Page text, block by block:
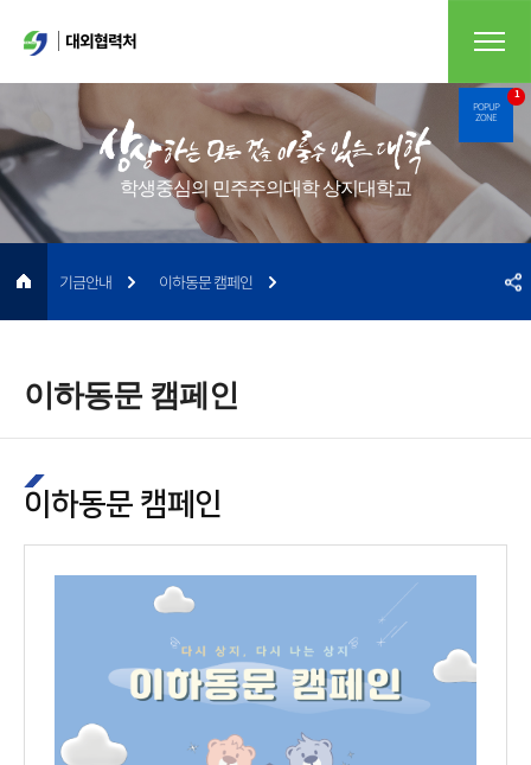
POPUP
ZONE
1
대외협력처
학생중심의 민주주의대학 상지대학교
이하동문 캠페인
기금안내 이하동문 캠페인
이하동문 캠페인